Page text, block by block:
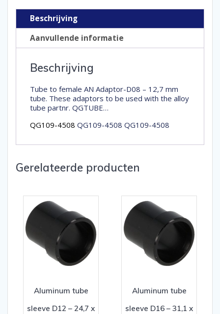
Beschrijving
Aanvullende informatie
Beschrijving
Tube to female AN Adaptor-D08 – 12,7 mm
tube. These adaptors to be used with the alloy
tube partnr. QGTUBE…
QG109-4508 QG109-4508 QG109-4508
Gerelateerde producten
Aluminum tube
sleeve D12 – 24,7 x
Aluminum tube
sleeve D16 – 31,1 x